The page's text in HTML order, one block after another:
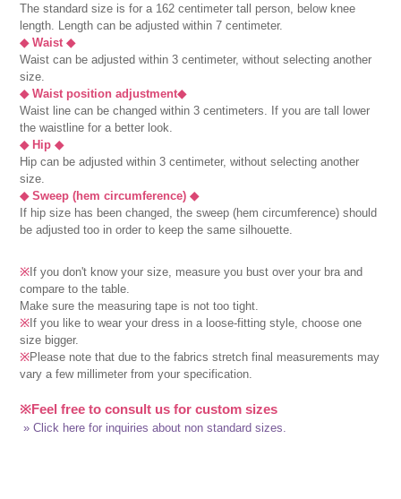
The standard size is for a 162 centimeter tall person, below knee
length. Length can be adjusted within 7 centimeter.
◆ Waist ◆
Waist can be adjusted within 3 centimeter, without selecting another
size.
◆ Waist position adjustment◆
Waist line can be changed within 3 centimeters. If you are tall lower
the waistline for a better look.
◆ Hip ◆
Hip can be adjusted within 3 centimeter, without selecting another
size.
◆ Sweep (hem circumference) ◆
If hip size has been changed, the sweep (hem circumference) should
be adjusted too in order to keep the same silhouette.
※ If you don't know your size, measure you bust over your bra and
compare to the table.
Make sure the measuring tape is not too tight.
※ If you like to wear your dress in a loose-fitting style, choose one
size bigger.
※Please note that due to the fabrics stretch final measurements may
vary a few millimeter from your specification.
※Feel free to consult us for custom sizes
» Click here for inquiries about non standard sizes.